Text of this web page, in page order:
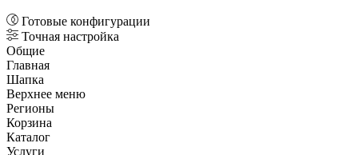
Готовые конфигурации
Точная настройка
Общие
Главная
Шапка
Верхнее меню
Регионы
Корзина
Каталог
Услуги